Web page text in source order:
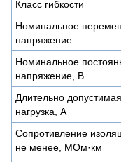
Класс гибкости
Номинальное
напряжение
Номинальное
напряжение, В
Длительно
нагрузка, А
Сопротивление
не менее, МОм·км